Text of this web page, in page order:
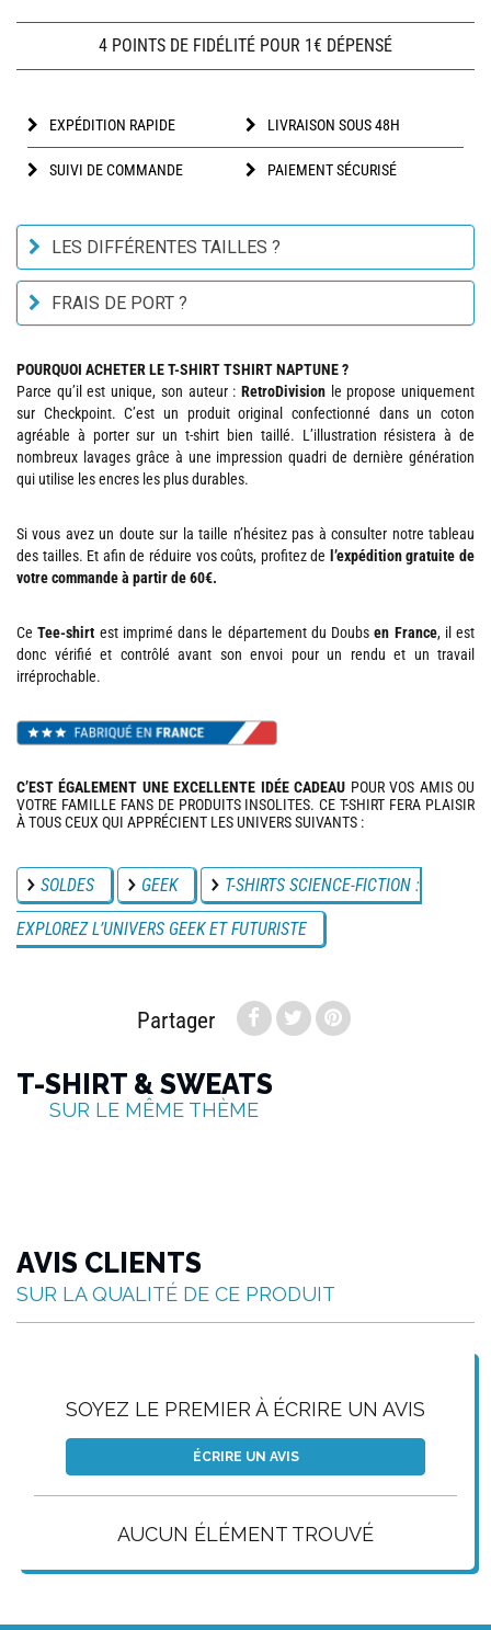
4 POINTS DE FIDÉLITÉ POUR 1€ DÉPENSÉ
EXPÉDITION RAPIDE LIVRAISON SOUS 48H
SUIVI DE COMMANDE PAIEMENT SÉCURISÉ
LES DIFFÉRENTES TAILLES ?
FRAIS DE PORT ?
POURQUOI ACHETER LE T-SHIRT TSHIRT NAPTUNE ?
Parce qu’il est unique, son auteur : RetroDivisionle propose uniquement
sur Checkpoint. C’est un produit original confectionné dans un coton
agréable à porter sur un t-shirt bien taillé. L’illustration résistera à de
nombreux lavages grâce à une impression quadri de dernière génération
qui utilise les encres les plus durables.
Si vous avez un doute sur la taille n’hésitez pas à consulter notre tableau
des tailles. Et afin de réduire vos coûts, profitez de l’expédition gratuite de
votre commande à partir de 60€.
CeTee-shirt est imprimé dans le département du Doubsen France, il est
donc vérifié et contrôlé avant son envoi pour un rendu et un travail
irréprochable.
C’EST ÉGALEMENT UNE EXCELLENTE IDÉE CADEAU POUR VOS AMIS OU
VOTRE FAMILLE FANS DE PRODUITS INSOLITES. CE T-SHIRT FERA PLAISIR
À TOUS CEUX QUI APPRÉCIENT LES UNIVERS SUIVANTS :
SOLDES GEEK T-SHIRTS SCIENCE-FICTION :
EXPLOREZ L’UNIVERS GEEK ET FUTURISTE
Partager
T-SHIRT & SWEATS
SUR LE MÊME THÈME
AVIS CLIENTS
SUR LA QUALITÉ DE CE PRODUIT
SOYEZ LE PREMIER À ÉCRIRE UN AVIS
ÉCRIRE UN AVIS
AUCUN ÉLÉMENT TROUVÉ